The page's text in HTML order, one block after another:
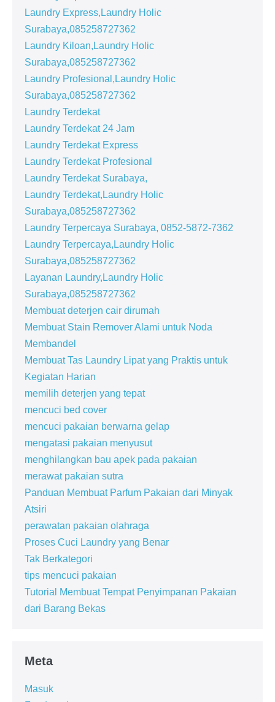
Laundry Express,Laundry Holic
Surabaya,085258727362
Laundry Kiloan,Laundry Holic
Surabaya,085258727362
Laundry Profesional,Laundry Holic
Surabaya,085258727362
Laundry Terdekat
Laundry Terdekat 24 Jam
Laundry Terdekat Express
Laundry Terdekat Profesional
Laundry Terdekat Surabaya,
Laundry Terdekat,Laundry Holic
Surabaya,085258727362
Laundry Terpercaya Surabaya, 0852-5872-7362
Laundry Terpercaya,Laundry Holic
Surabaya,085258727362
Layanan Laundry,Laundry Holic
Surabaya,085258727362
Membuat deterjen cair dirumah
Membuat Stain Remover Alami untuk Noda
Membandel
Membuat Tas Laundry Lipat yang Praktis untuk
Kegiatan Harian
memilih deterjen yang tepat
mencuci bed cover
mencuci pakaian berwarna gelap
mengatasi pakaian menyusut
menghilangkan bau apek pada pakaian
merawat pakaian sutra
Panduan Membuat Parfum Pakaian dari Minyak
Atsiri
perawatan pakaian olahraga
Proses Cuci Laundry yang Benar
Tak Berkategori
tips mencuci pakaian
Tutorial Membuat Tempat Penyimpanan Pakaian
dari Barang Bekas
Meta
Masuk